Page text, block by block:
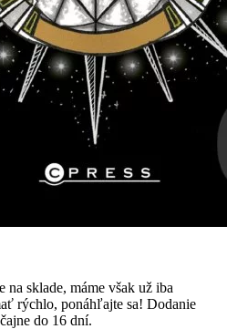
na sklade, máme však už iba
rýchlo, ponáhľajte sa! Dodanie
do 16 dní.